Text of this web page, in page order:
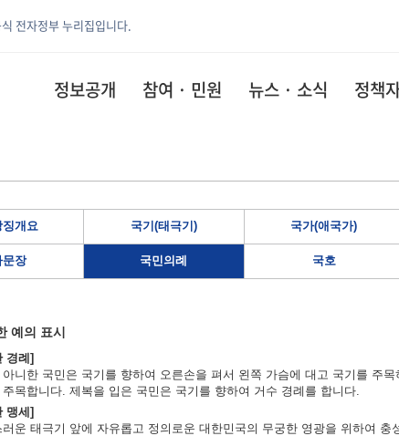
전자정부 누리집입니다.
정보공개 참여 · 민원 뉴스 · 소식 정책
징개요 국기(태극기) 국가(애국가)
문장 국민의례 국호
예의 표시
경례]
니한 국민은 국기를 향하여 오른손을 펴서 왼쪽 가슴에 대고 국기를 주
목합니다. 제복을 입은 국민은 국기를 향하여 거수 경례를 합니다.
맹세]
러운 태극기 앞에 자유롭고 정의로운 대한민국의 무궁한 영광을 위하여 충